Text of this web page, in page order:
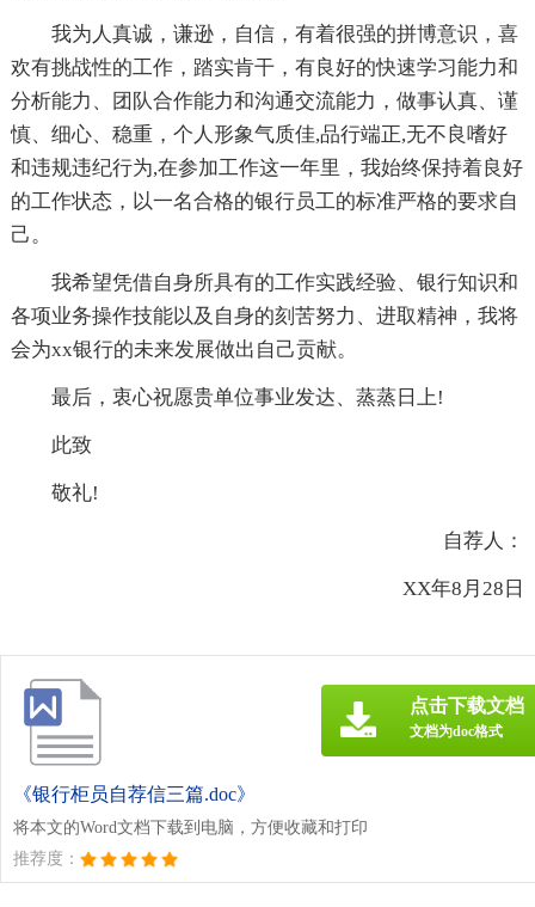
我为人真诚，谦逊，自信，有着很强的拼博意识，喜
欢有挑战性的工作，踏实肯干，有良好的快速学习能力和
分析能力、团队合作能力和沟通交流能力，做事认真、谨
慎、细心、稳重，个人形象气质佳,品行端正,无不良嗜好
和违规违纪行为,在参加工作这一年里，我始终保持着良好
的工作状态，以一名合格的银行员工的标准严格的要求自
己。
我希望凭借自身所具有的工作实践经验、银行知识和
各项业务操作技能以及自身的刻苦努力、进取精神，我将
会为xx银行的未来发展做出自己贡献。
最后，衷心祝愿贵单位事业发达、蒸蒸日上!
此致
敬礼!
自荐人：
XX年8月28日
《银行柜员自荐信三篇.doc》
将本文的Word文档下载到电脑，方便收藏和打印
推荐度：
点击下载文档
文档为doc格式